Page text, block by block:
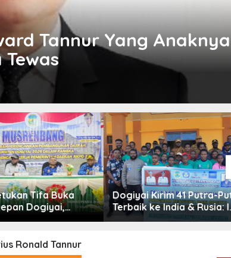
Tannur Yang Anaknya
Kirim 41 Putra-Putri
India & Rusia: Ini
Nyata Bupati
Masa Depan
Diskusi Dan Presentasi
Bersama Tim IT
Ronald Tannur